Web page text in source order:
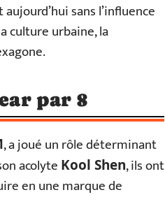
sans l’influence
culture urbaine, la
par 8
, a joué un rôle déterminant
acolyte Kool Shen, ils ont
en une marque de